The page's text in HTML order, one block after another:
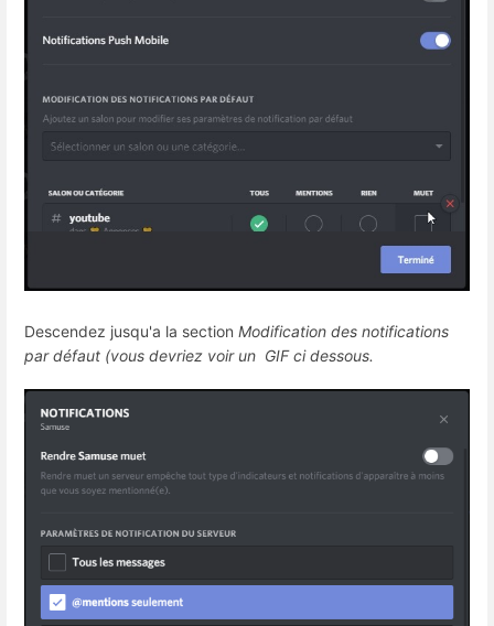
Descendez jusqu'a la section Modification des notifications
par défaut (vous devriez voir un GIF ci dessous.